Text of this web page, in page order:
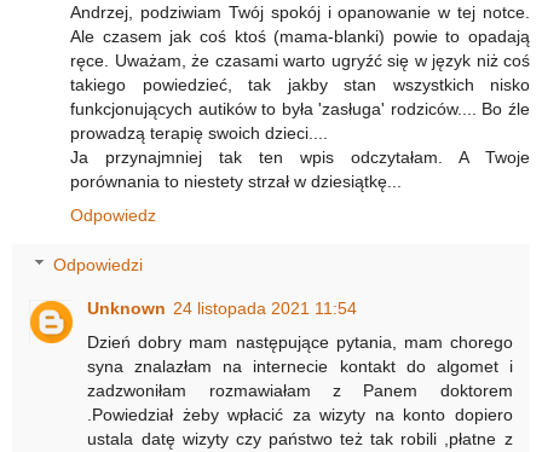
Andrzej, podziwiam Twój spokój i opanowanie w tej notce.
Ale czasem jak coś ktoś (mama-blanki) powie to opadają
ręce. Uważam, że czasami warto ugryźć się w język niż coś
takiego powiedzieć, tak jakby stan wszystkich nisko
funkcjonujących autików to była 'zasługa' rodziców.... Bo źle
prowadzą terapię swoich dzieci....
Ja przynajmniej tak ten wpis odczytałam. A Twoje
porównania to niestety strzał w dziesiątkę...
Odpowiedz
Odpowiedzi
Unknown 24 listopada 2021 11:54
Dzień dobry mam następujące pytania, mam chorego
syna znalazłam na internecie kontakt do algomet i
zadzwoniłam rozmawiałam z Panem doktorem
.Powiedział żeby wpłacić za wizyty na konto dopiero
ustala datę wizyty czy państwo też tak robili ,płatne z